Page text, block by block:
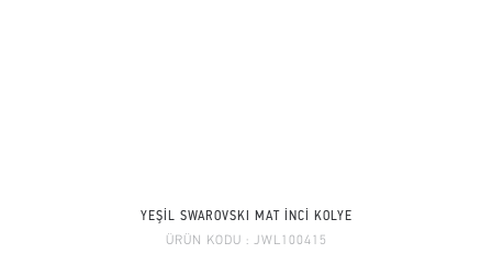
YEŞİL SWAROVSKI MAT İNCİ KOLYE
ÜRÜN KODU : JWL100415